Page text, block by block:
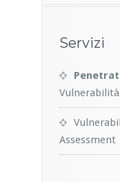
Servizi
Assessment